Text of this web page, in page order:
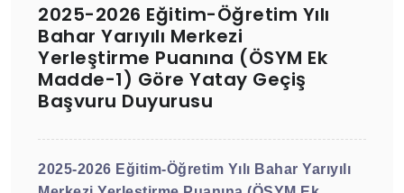
2025-2026 Eğitim-Öğretim Yılı
Bahar Yarıyılı Merkezi
Yerleştirme Puanına (ÖSYM Ek
Madde-1) Göre Yatay Geçiş
Başvuru Duyurusu
2025-2026 Eğitim-Öğretim Yılı Bahar Yarıyılı